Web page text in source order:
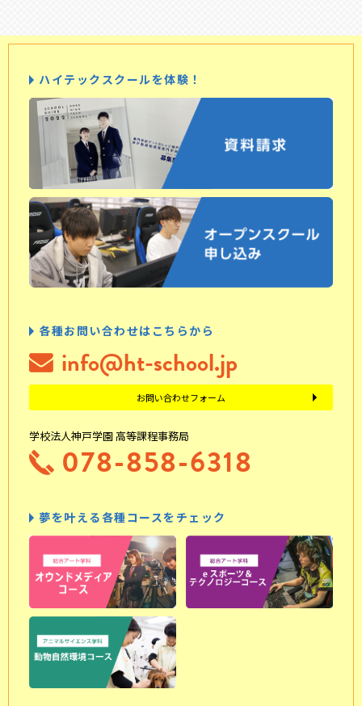
ハイテックスクールを体験！
各種お問い合わせはこちらから
info@ht-school.jp
お問い合わせフォーム
学校法人神戸学園 高等課程事務局
078-858-6318
夢を叶える各種コースをチェック